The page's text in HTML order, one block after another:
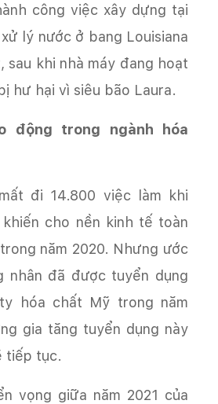
công việc xây dựng tại
lý nước ở bang Louisiana
sau khi nhà máy đang hoạt
hư hại vì siêu bão Laura.
động trong ngành hóa
đi 14.800 việc làm khi
khiến cho nền kinh tế toàn
năm 2020. Nhưng ước
nhân đã được tuyển dụng
hóa chất Mỹ trong năm
gia tăng tuyển dụng này
tiếp tục.
vọng giữa năm 2021 của